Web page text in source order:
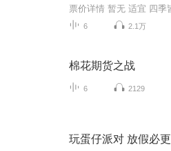
6 2.1万
棉花期货之战
6 2129
玩蛋仔派对 放假必更